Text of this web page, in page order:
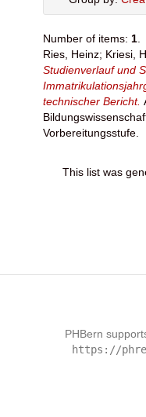
Number of items: 1
Ries, Heinz; Kriesi,
Studienverlauf und
technischer Bericht.
Vorbereitungsstufe.
This list was
PHBern
https://